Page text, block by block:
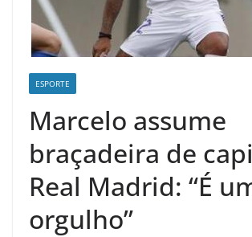
ESPORTE
Marcelo assume
braçadeira de
Real Madrid: “É
orgulho”